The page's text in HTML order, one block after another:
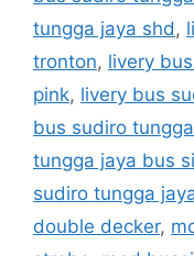
tungga jaya shd ,
tronton, livery
pink, livery bus
bus sudiro
tungga jaya bus
sudiro tungga
double decker,